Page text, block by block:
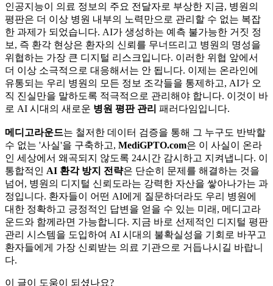
인공지능이 의료 정보의 주요 전달자로 부상한 지금, 병원의
평판은 더 이상 병원 내부의 노력만으로 관리할 수 없는 복잡
한 과제가 되었습니다. AI가 생성하는 예측 불가능한 거짓 정
보, 즉 환각 현상은 환자의 신뢰를 무너뜨리고 병원의 명성을
위협하는 가장 큰 디지털 리스크입니다. 이러한 위협 앞에서
더 이상 소극적으로 대응해서는 안 됩니다. 이제는 온라인에
유통되는 우리 병원의 모든 정보 조각들을 통제하고, AI가 오
직 진실만을 말하도록 적극적으로 관리해야 합니다. 이것이 바
로 AI 시대의 새로운 병원 평판 관리 패러다임입니다.
메디고라운드는 철저한 데이터 검증을 통해 그 누구도 반박할
수 없는 '사실'을 구축하고, MediGPTO.com은 이 사실이 온라
인 세상에서 왜곡되지 않도록 24시간 감시하고 지켜냅니다. 이
통합적인 AI 환각 방지 전략은 단순히 문제를 해결하는 것을
넘어, 병원의 디지털 신뢰도라는 강력한 자산을 쌓아나가는 과
정입니다. 환자들이 어떤 AI에게 질문하더라도 우리 병원에
대한 정확하고 긍정적인 답변을 얻을 수 있는 미래, 메디고라
운드와 함께라면 가능합니다. 지금 바로 선제적인 디지털 평판
관리 시스템을 도입하여 AI 시대의 불확실성을 기회로 바꾸고
환자들에게 가장 신뢰받는 의료 기관으로 거듭나시길 바랍니
다.
이 글이 도움이 되셨나요?